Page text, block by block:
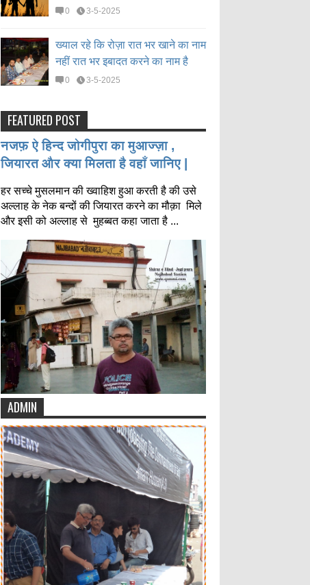
0 3-5-2025
ख्याल रहे कि रोज़ा रात भर खाने का नाम
नहीं रात भर इबादत करने का नाम है
0 3-5-2025
FEATURED POST
नजफ़ ऐ हिन्द जोगीपुरा का मुआज्ज़ा ,
जियारत और क्या मिलता है वहाँ जानिए |
हर सच्चे मुसलमान की ख्वाहिश हुआ करती है की उसे
अल्लाह के नेक बन्दों की जियारत करने का मौक़ा मिले
और इसी को अल्लाह से मुहब्बत कहा जाता है ...
ADMIN